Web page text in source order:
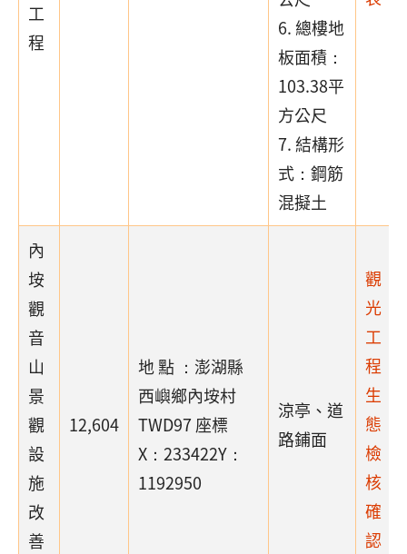
工
程
6. 總樓地
板面積：
103.38平
方公尺
7. 結構形
式：鋼筋
混擬土
內
垵
觀
音
山
景
觀
設
施
改
善
12,604
地 點 ：澎湖縣
西嶼鄉內垵村
TWD97 座標
X：233422Y：
1192950
涼亭、道
路鋪面
觀
光
工
程
生
態
檢
核
確
認